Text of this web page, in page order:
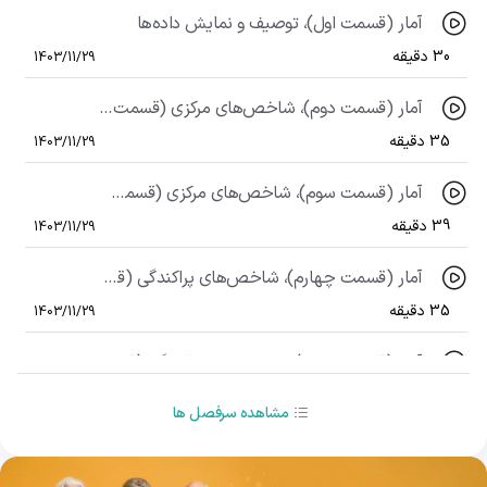
آمار (قسمت اول)، توصیف و نمایش داده‌ها
30 دقیقه 1403/11/29
آمار (قسمت دوم)، شاخص‌های مرکزی (قسمت اول)
35 دقیقه 1403/11/29
آمار (قسمت سوم)، شاخص‌های مرکزی (قسمت دوم)
39 دقیقه 1403/11/29
آمار (قسمت چهارم)، شاخص‌های پراکندگی (قسمت اول)
35 دقیقه 1403/11/29
1403/11/29
مشاهده سرفصل ها